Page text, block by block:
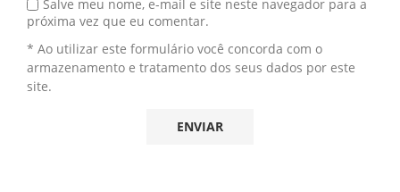
Salve meu nome, e-mail e site neste navegador para a
próxima vez que eu comentar.
* Ao utilizar este formulário você concorda com o
armazenamento e tratamento dos seus dados por este
site.